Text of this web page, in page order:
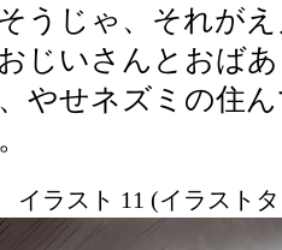
そうじゃ、それが
じいさんとおば
やせネズミの住
イラスト 11 (イラスト